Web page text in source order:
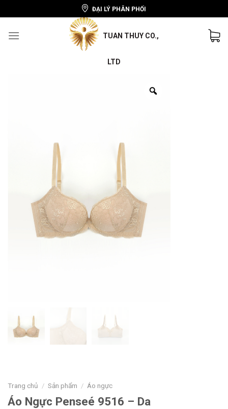
ĐẠI LÝ PHÂN PHỐI
Trang chủ / Sản phẩm / Áo ngực
Áo Ngực Penseé 9516 – Da